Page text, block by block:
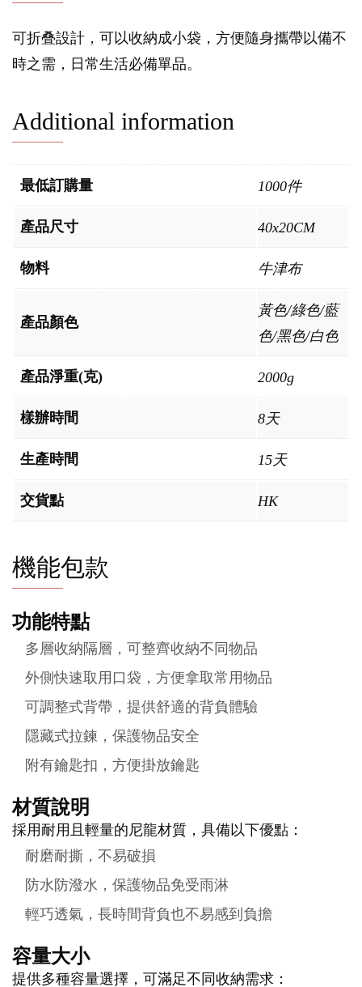
可折叠設計，可以收納成小袋，方便隨身攜帶以備不
時之需，日常生活必備單品。
Additional information
最低訂購量 1000件
產品尺寸 40x20CM
物料 牛津布
產品顏色
黃色/綠色/藍
色/黑色/白色
產品淨重(克) 2000g
樣辦時間 8天
生產時間 15天
交貨點 HK
機能包款
功能特點
多層收納隔層，可整齊收納不同物品
外側快速取用口袋，方便拿取常用物品
可調整式背帶，提供舒適的背負體驗
隱藏式拉鍊，保護物品安全
附有鑰匙扣，方便掛放鑰匙
材質說明
採用耐用且輕量的尼龍材質，具備以下優點：
耐磨耐撕，不易破損
防水防潑水，保護物品免受雨淋
輕巧透氣，長時間背負也不易感到負擔
容量大小
提供多種容量選擇，可滿足不同收納需求：